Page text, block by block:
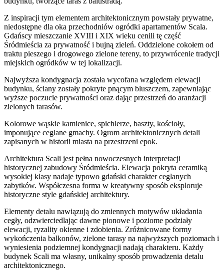
Z inspiracji tym elementem architektonicznym powstały prywatne,
niedostępne dla oka przechodniów ogródki apartamentów Scala.
Gdańscy mieszczanie XVIII i XIX wieku cenili tę część
Śródmieścia za prywatność i bujną zieleń. Oddzielone cokołem od
traktu pieszego i drogowego zielone tereny, to przywrócenie tradycji
miejskich ogródków w tej lokalizacji.
Najwyższa kondygnacja została wycofana względem elewacji
budynku, ściany zostały pokryte pnącym bluszczem, zapewniając
wyższe poczucie prywatności oraz dając przestrzeń do aranżacji
zielonych tarasów.
Kolorowe wąskie kamienice, spichlerze, baszty, kościoły,
imponujące ceglane gmachy. Ogrom architektonicznych detali
zapisanych w historii miasta na przestrzeni epok.
Architektura Scali jest pełna nowoczesnych interpretacji
historycznej zabudowy Śródmieścia. Elewacja pokryta ceramiką
wysokiej klasy nadaje typowo gdański charakter ceglanych
zabytków. Współczesna forma w kreatywny sposób eksploruje
historyczne style gdańskiej architektury.
Elementy detalu nawiązują do zmiennych motywów układania
cegły, odzwierciedlając dawne pionowe i poziome podziały
elewacji, ryzality okienne i zdobienia. Zróżnicowane formy
wykończenia balkonów, zielone tarasy na najwyższych poziomach i
wyniesienia podziemnej kondygnacji nadają charakteru. Każdy
budynek Scali ma własny, unikalny sposób prowadzenia detalu
architektonicznego.